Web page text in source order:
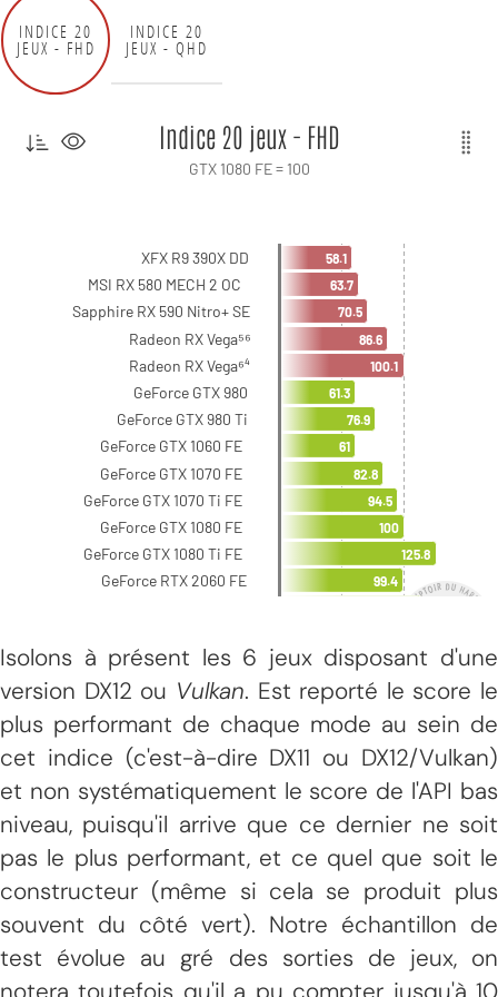
Isolons à présent les 6 jeux disposant d'une
version DX12 ou Vulkan. Est reporté le score le
plus performant de chaque mode au sein de
cet indice (c'est-à-dire DX11 ou DX12/Vulkan)
et non systématiquement le score de l'API bas
niveau, puisqu'il arrive que ce dernier ne soit
pas le plus performant, et ce quel que soit le
constructeur (même si cela se produit plus
souvent du côté vert). Notre échantillon de
test évolue au gré des sorties de jeux, on
notera toutefois qu'il a pu compter jusqu'à 10